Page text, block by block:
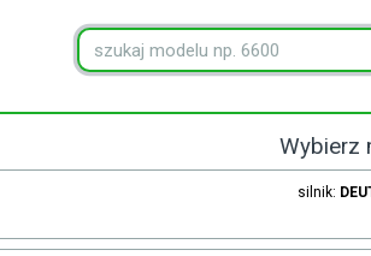
Wybierz
silnik: